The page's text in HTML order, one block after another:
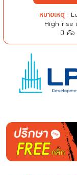
หมายเหตุ :
High rise
ปี คือ